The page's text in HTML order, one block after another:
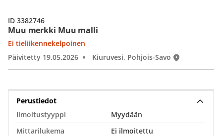
Muu merkki Muu malli
Ei tieliikennekelpoinen
Päivitetty 19.05.2026
Kiuruvesi, Pohjois-Savo
ID 3382746
Perustiedot
Ilmoitustyyppi
Myydään
Mittarilukema
Ei ilmoitettu